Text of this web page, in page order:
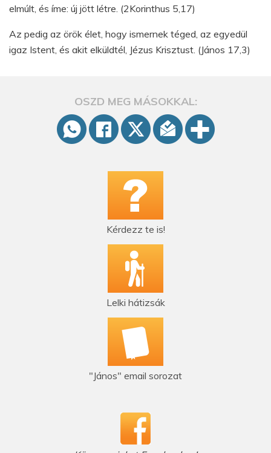
elmúlt, és íme: új jött létre. (2Korinthus 5,17)
Az pedig az örök élet, hogy ismernek téged, az egyedül
igaz Istent, és akit elküldtél, Jézus Krisztust. (János 17,3)
OSZD MEG MÁSOKKAL:
Kérdezz te is!
Lelki hátizsák
"János" email sorozat